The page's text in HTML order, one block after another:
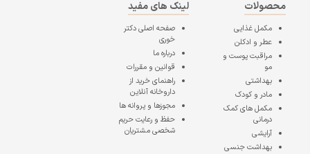
محصولات
مکمل غذایی
عطر و ادکلن
مراقبت پوست و
مو
بهداشتی
مادر و کودک
مکمل های کمک
درمانی
آرایشی
بهداشت جنسی
لینک های مفید
صفحه اصلیدکتر
خوری
درباره ما
قوانین و مقررات
راهنمای خرید از
داروخانه آنلاین
مجوزها و پروانه ها
حفظ و رعایت حریم
شخصی مشتریان